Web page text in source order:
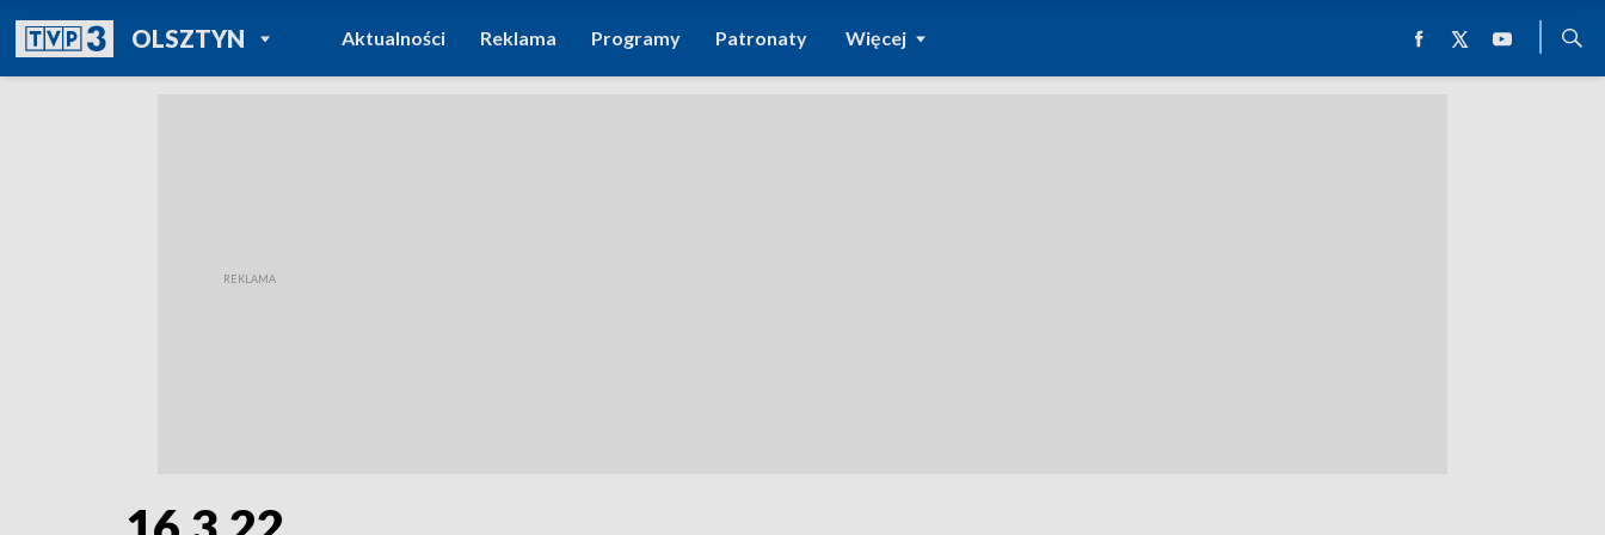
OLSZTYNPOWRÓT DO
TVP REGIONY
Aktualności Reklama Programy Patronaty Więcej